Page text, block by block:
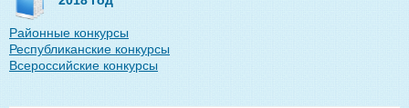
Районные конкурсы
Республиканские конкурсы
Всероссийские конкурсы